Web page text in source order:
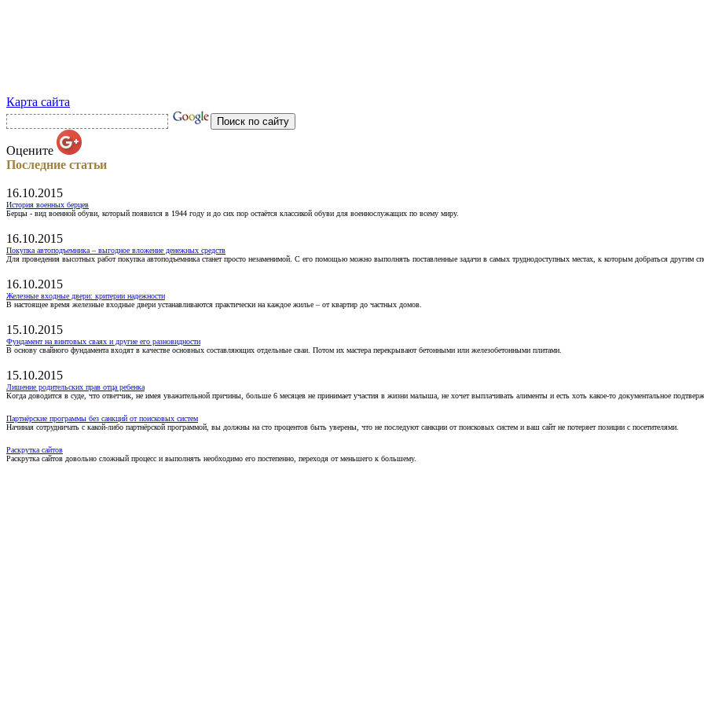
Карта сайта
Оцените
Последние статьи
16.10.2015
История военных берцев
Берцы - вид военной обуви, который появился в 1944 году и до сих пор остаётся классикой обуви для военнослужащих по всему миру.
16.10.2015
Покупка автоподъемника – выгодное вложение денежных средств
Для проведения высотных работ покупка автоподъемника станет просто незаменимой. С его помощью можно выполнять поставленные задачи в самых труднодоступных местах, к которым добраться другим
16.10.2015
Железные входные двери: критерии надежности
В настоящее время железные входные двери устанавливаются практически на каждое жилье – от квартир до частных домов.
15.10.2015
Фундамент на винтовых сваях и другие его разновидности
В основу свайного фундамента входят в качестве основных составляющих отдельные сваи. Потом их мастера перекрывают бетонными или железобетонными плитами.
15.10.2015
Лишение родительских прав отца ребенка
Когда доводится в суде, что ответчик, не имея уважительной причины, больше 6 месяцев не принимает участия в жизни малыша, не хочет выплачивать алименты и есть хоть какое-то документальное
Партнёрские программы без санкций от поисковых систем
Начиная сотрудничать с какой-либо партнёрской программой, вы должны на сто процентов быть уверены, что не последуют санкции от поисковых систем и ваш сайт не потеряет позиции с посетителями.
Раскрутка сайтов
Раскрутка сайтов довольно сложный процесс и выполнять необходимо его постепенно, переходя от меньшего к большему.